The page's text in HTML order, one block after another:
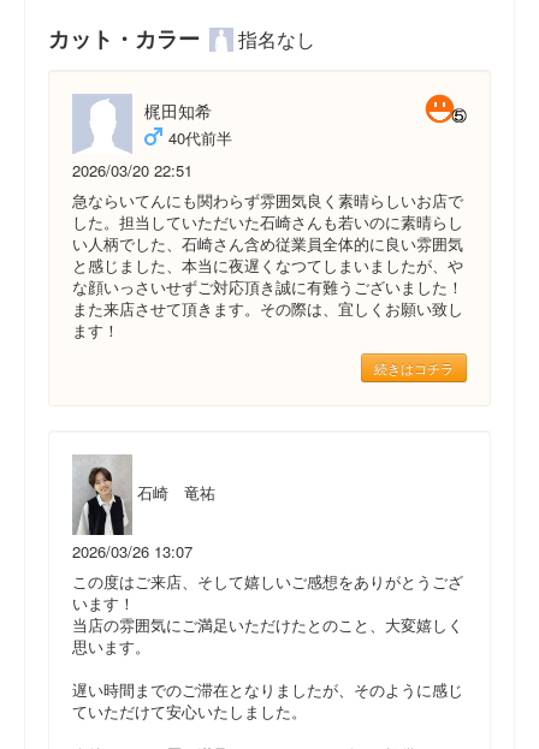
カット・カラー 指名なし
梶田知希
40代前半
2026/03/20 22:51
急ならいてんにも関わらず雰囲気良く素晴らしいお店で
した。担当していただいた石崎さんも若いのに素晴らし
い人柄でした、石崎さん含め従業員全体的に良い雰囲気
と感じました、本当に夜遅くなつてしまいましたが、や
な顔いっさいせずご対応頂き誠に有難うございました！
また来店させて頂きます。その際は、宜しくお願い致し
ます！
続きはコチラ
石崎 竜祐
2026/03/26 13:07
この度はご来店、そして嬉しいご感想をありがとうござ
います！
当店の雰囲気にご満足いただけたとのこと、大変嬉しく
思います。
遅い時間までのご滞在となりましたが、そのように感じ
ていただけて安心いたしました。